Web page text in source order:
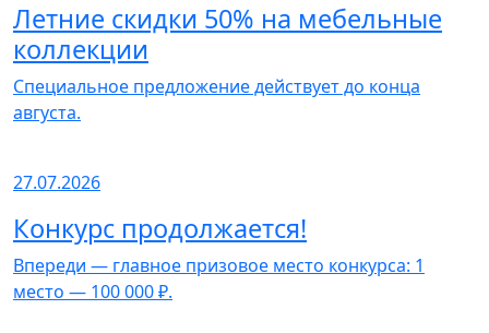
Летние скидки 50% на мебельные
коллекции
Специальное предложение действует до конца
августа.
27.07.2026
Конкурс продолжается!
Впереди — главное призовое место конкурса: 1
место — 100 000 ₽.